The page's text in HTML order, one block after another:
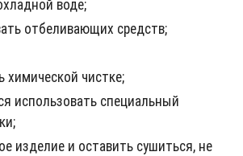
воде;
отбеливающих средств;
химической чистке;
использовать специальный
изделие и оставить сушиться, не